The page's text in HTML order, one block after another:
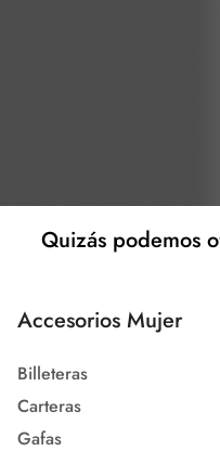
Quizás podemos
Accesorios Mujer
Billeteras
Carteras
Gafas